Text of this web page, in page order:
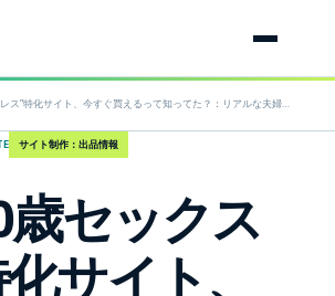
この“50歳セックスレス”特化サイト、今すぐ買えるって知ってた？：リアルな夫婦の悩みに応える育成用ブログをラッコマーケットで販売中！
サイト制作：出品情報
歳セックス
サイト、